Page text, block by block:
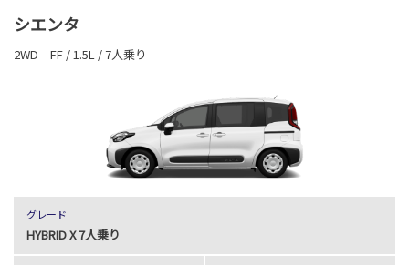
シエンタ
2WD FF / 1.5L / 7人乗り
グレード
HYBRID X 7人乗り